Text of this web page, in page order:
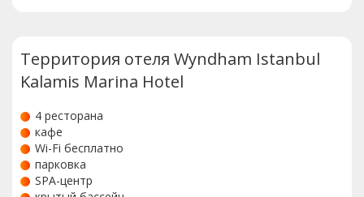
Территория отеля Wyndham Istanbul
Kalamis Marina Hotel
4 ресторана
кафе
Wi-Fi бесплатно
парковка
SPA-центр